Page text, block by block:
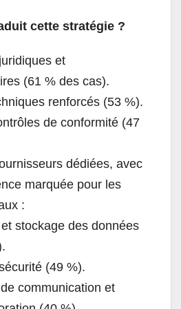
cette stratégie ?
et
(61 % des cas).
renforcés (53 %).
de conformité (47
dédiées, avec
marquée pour les
:
stockage des données
(49 %).
communication et